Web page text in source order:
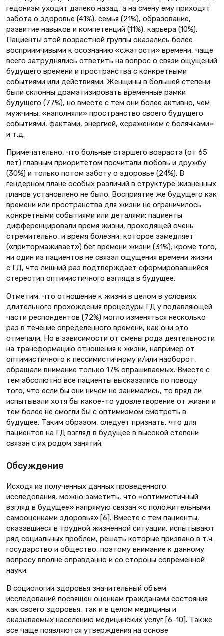
гедонизм уходит далеко назад, а на смену ему приходят
забота о здоровье (41%), семья (21%), образование,
развитие навыков и компетенций (11%), карьера (10%).
Пациенты этой возрастной группы оказались более
восприимчивыми к осознанию «сжатости» времени, чаще
всего затруднялись ответить на вопрос о связи ощущений
будущего времени и пространства с конкретными
событиями или действиями. Женщины в большей степени
были склонны драматизировать временные рамки
будущего (77%), но вместе с тем они более активно, чем
мужчины, «наполняли» пространство своего будущего
событиями, фактами, энергией, «сражением с болячками»
и т.д.
Примечательно, что больные старшего возраста (от 65
лет) главным приоритетом посчитали любовь и дружбу
(30%) и только потом заботу о здоровье (24%). В
гендерном плане особых различий в структуре жизненных
планов установлено не было. Восприятие же будущего как
времени или пространства для жизни не ограничилось
конкретными событиями или деталями: пациенты
дифференцировали время жизни, проходящей очень
стремительно, и время болезни, которое замедляет
(«притормаживает») бег времени жизни (31%); кроме того,
ни один из пациентов не связал ощущения времени жизни
с ГД, что лишний раз подтверждает сформировавшийся
стереотип оптимистичного взгляда в будущее.
Отметим, что отношение к жизни в целом в условиях
длительного прохождения процедуры ГД у подавляющей
части респондентов (72%) могло изменяться несколько
раз в течение определенного времени, как они это
отмечали. Но в зависимости от смены рода деятельности
на трансформацию отношения к жизни, например от
оптимистичного к пессимистичному и/или наоборот,
обращали внимание только 17% опрашиваемых. Вместе с
тем абсолютно все пациенты высказались по поводу
того, что если бы они ничем не занимались, то вряд ли
испытывали хотя бы какое-то удовлетворение от жизни и
тем более не смогли бы с оптимизмом смотреть в
будущее. Таким образом, следует признать, что для
пациентов на ГД взгляд в будущее в высокой степени
связан с их родом занятий.
Обсуждение
Исходя из полученных данных проведенного
исследования, можно заметить, что «оптимистичный
взгляд в будущее» напрямую связан «с положительными
самооценками здоровья» [6]. Вместе с тем пациенты,
оказавшиеся в трудной жизненной ситуации, испытывают
ряд социальных проблем, решать которые призвано в т.ч.
государство и общество, поэтому внимание к данному
вопросу вполне оправданно и со стороны современной
науки.
В социологии здоровья значительный объем
исследований посвящен оценкам гражданами состояния
как своего здоровья, так и в целом медицины и
оказываемых населению медицинских услуг [6–10]. Также
все чаще появляются утверждения на основе